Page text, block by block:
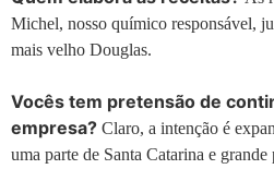
Michel, nosso químico responsável,
mais velho Douglas.
Vocês tem pretensão de
empresa? Claro, a intenção é
uma parte de Santa Catarina e grande